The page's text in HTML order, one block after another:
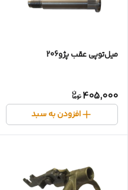
میل‌توپی عقب پژو206
405,000
افزودن به سبد